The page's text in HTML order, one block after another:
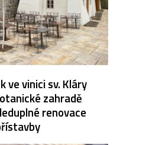
ve vinici sv. Kláry
zahradě
renovace